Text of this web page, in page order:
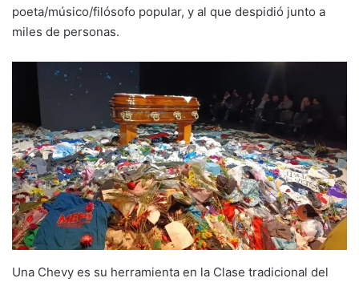
poeta/músico/filósofo popular, y al que despidió junto a
miles de personas.
Una Chevy es su herramienta en la Clase tradicional del